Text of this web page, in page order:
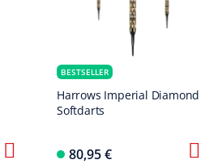
BESTSELLER
Harrows Imperial Diamond
Softdarts
80,95 €